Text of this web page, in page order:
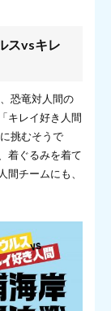
スvsキレ
恐竜対人間の
キレイ好き人間
挑むそうで
着ぐるみを着て
チームにも、